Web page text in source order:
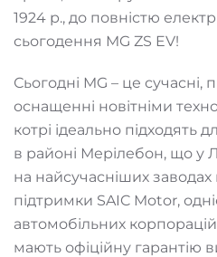
1924 р., до повністю
сьогодення MG ZS EV!
Сьогодні MG – це сучасні,
оснащенні новітніми
котрі ідеально підходять
в районі Мерілебон, що у
на найсучасніших заводах
підтримки SAIC Motor,
автомобільних
мають офіційну гарантію